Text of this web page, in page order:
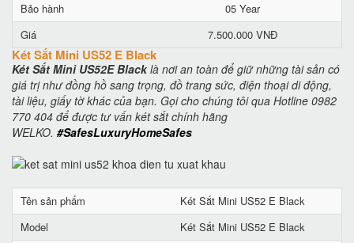
Bảo hành
05 Year
Giá
7.500.000 VNĐ
Két Sắt Mini US52 E Black
Két Sắt Mini US52E Blacklà nơi an toàn để giữ những tài sản có
giá trị như đồng hồ sang trọng, đồ trang sức, điện thoại di động,
tài liệu, giấy tờ khác của bạn. Gọi cho chúng tôi qua Hotline 0982
770 404 để được tư vấn két sắt chính hãng
WELKO. #SafesLuxuryHomeSafes
Tên sản phẩm
Két Sắt Mini US52 E Black
Model
Két Sắt Mini US52 E Black